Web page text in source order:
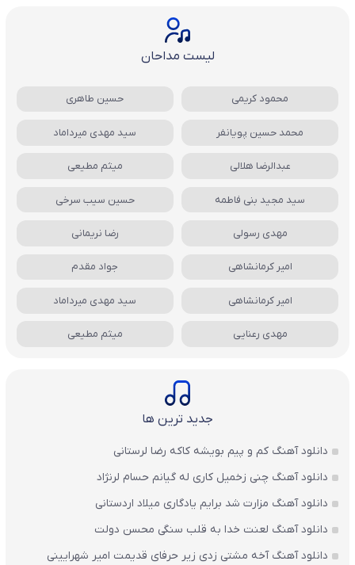
لیست مداحان
محمود کریمی حسین طاهری
محمد حسین پویانفر سید مهدی میرداماد
عبدالرضا هلالی میثم مطیعی
سید مجید بنی فاطمه حسین سیب سرخی
مهدی رسولی رضا نریمانی
امیر کرمانشاهی جواد مقدم
امیر کرمانشاهی سید مهدی میرداماد
مهدی رعنایی میثم مطیعی
جدید ترین ها
دانلود آهنگ کم و پیم بویشه کاکه رضا لرستانی
دانلود آهنگ چنی زخمیل کاری له گیانم حسام لرنژاد
دانلود آهنگ مزارت شد برایم یادگاری میلاد اردستانی
دانلود آهنگ لعنت خدا به قلب سنگی محسن دولت
دانلود آهنگ آخه مشتی زدی زیر حرفای قدیمت امیر شهرایینی